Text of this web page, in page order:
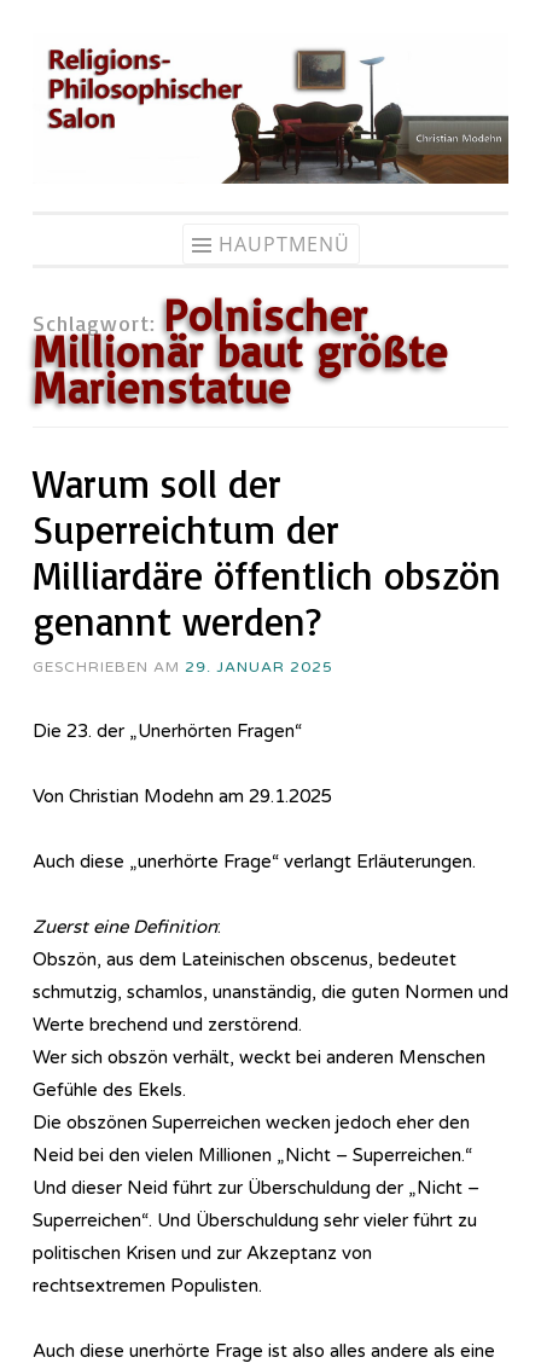
Zum
Inhalt
springen
HAUPTMENÜ
Schlagwort: Polnischer
Millionär baut größte
Marienstatue
Warum soll der
Superreichtum der
Milliardäre öffentlich obszön
genannt werden?
GESCHRIEBEN AM 29. JANUAR 2025
Die 23. der „Unerhörten Fragen“
Von Christian Modehn am 29.1.2025
Auch diese „unerhörte Frage“ verlangt Erläuterungen.
Zuerst eine Definition:
Obszön, aus dem Lateinischen obscenus, bedeutet
schmutzig, schamlos, unanständig, die guten Normen und
Werte brechend und zerstörend.
Wer sich obszön verhält, weckt bei anderen Menschen
Gefühle des Ekels.
Die obszönen Superreichen wecken jedoch eher den
Neid bei den vielen Millionen „Nicht – Superreichen.“
Und dieser Neid führt zur Überschuldung der „Nicht –
Superreichen“. Und Überschuldung sehr vieler führt zu
politischen Krisen und zur Akzeptanz von
rechtsextremen Populisten.
Auch diese unerhörte Frage ist also alles andere als eine